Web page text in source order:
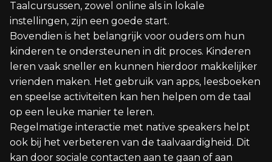
Taalcursussen, zowel online als in lokale
instellingen, zijn een goede start.
Bovendien is het belangrijk voor ouders om hun
kinderen te ondersteunen in dit proces. Kinderen
leren vaak sneller en kunnen hierdoor makkelijker
vrienden maken. Het gebruik van apps, leesboeken
en speelse activiteiten kan hen helpen om de taal
op een leuke manier te leren.
Regelmatige interactie met native speakers helpt
ook bij het verbeteren van de taalvaardigheid. Dit
kan door sociale contacten aan te gaan of aan